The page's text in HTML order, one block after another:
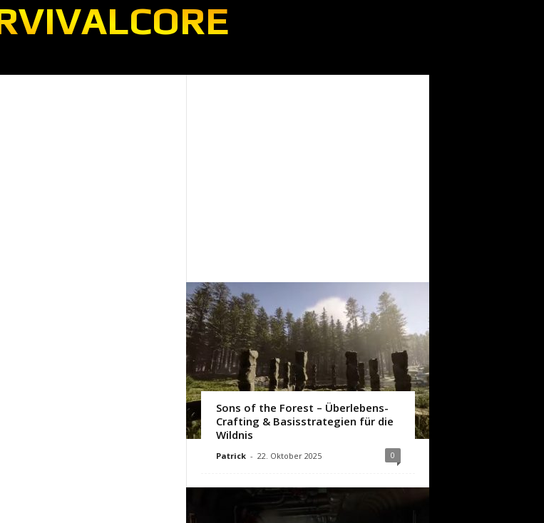
Sons of the Forest – Überlebens-
Crafting & Basisstrategien für die
Wildnis
Patrick - 22. Oktober 2025 0